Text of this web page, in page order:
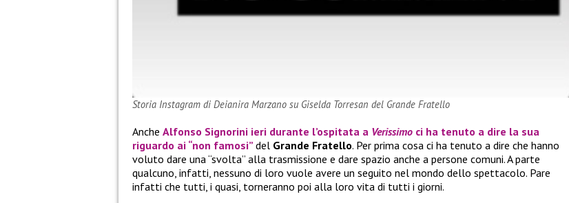
Storia Instagram di Deianira Marzano su Giselda Torresan del Grande Fratello
Anche Alfonso Signorini ieri durante l’ospitata a Verissimo ci ha tenuto a dire la sua
riguardo ai “non famosi” del Grande Fratello. Per prima cosa ci ha tenuto a dire che hanno
voluto dare una “svolta” alla trasmissione e dare spazio anche a persone comuni. A parte
qualcuno, infatti, nessuno di loro vuole avere un seguito nel mondo dello spettacolo. Pare
infatti che tutti, i quasi, torneranno poi alla loro vita di tutti i giorni.